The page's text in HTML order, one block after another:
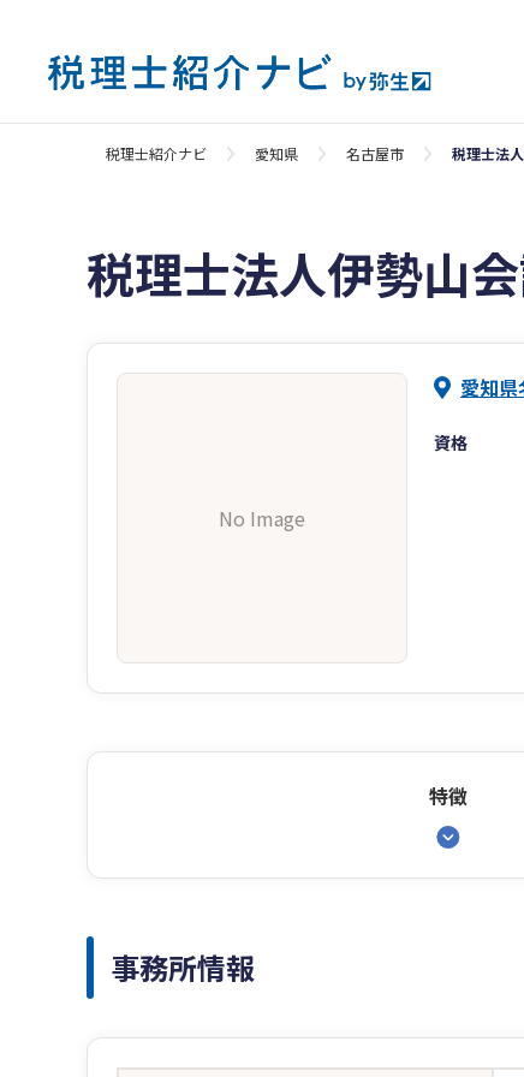
税理士紹介ナビ 愛知県 名古屋市 税理士法
税理士法人伊勢山
No Image
愛知
資格
特徴
事務所情報